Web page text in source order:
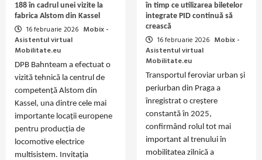
188 în cadrul unei vizite la
fabrica Alstom din Kassel
16 februarie 2026 Mobix -
Asistentul virtual
Mobilitate.eu
DPB Bahnteam a efectuat o
vizită tehnică la centrul de
competență Alstom din
Kassel, una dintre cele mai
importante locații europene
pentru producția de
locomotive electrice
multisistem. Invitația
în timp ce utilizarea biletelor
integrate PID continuă să
crească
16 februarie 2026 Mobix -
Asistentul virtual
Mobilitate.eu
Transportul feroviar urban și
periurban din Praga a
înregistrat o creștere
constantă în 2025,
confirmând rolul tot mai
important al trenului în
mobilitatea zilnică a